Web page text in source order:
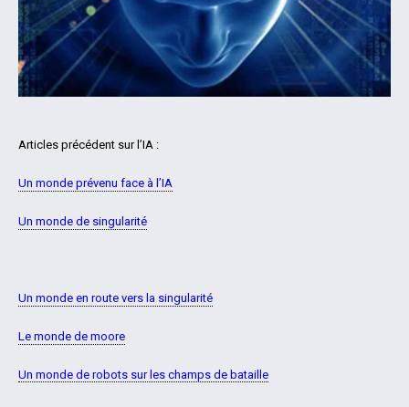
Articles précédent sur l’IA :
Un monde prévenu face à l’IA
Un monde de singularité
Un monde en route vers la singularité
Le monde de moore
Un monde de robots sur les champs de bataille